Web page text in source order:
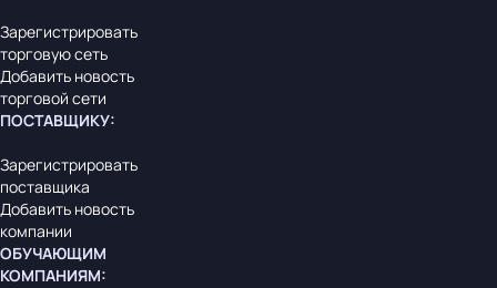
Зарегистрировать
торговую сеть
Добавить новость
торговой сети
ПОСТАВЩИКУ:
Зарегистрировать
поставщика
Добавить новость
компании
ОБУЧАЮЩИМ
КОМПАНИЯМ: